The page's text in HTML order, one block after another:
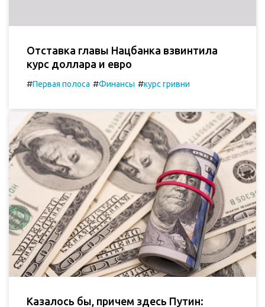
Отставка главы Нацбанка взвинтила
курс доллара и евро
#Первая полоса #Финансы #курс гривни
Казалось бы, причем здесь Путин: